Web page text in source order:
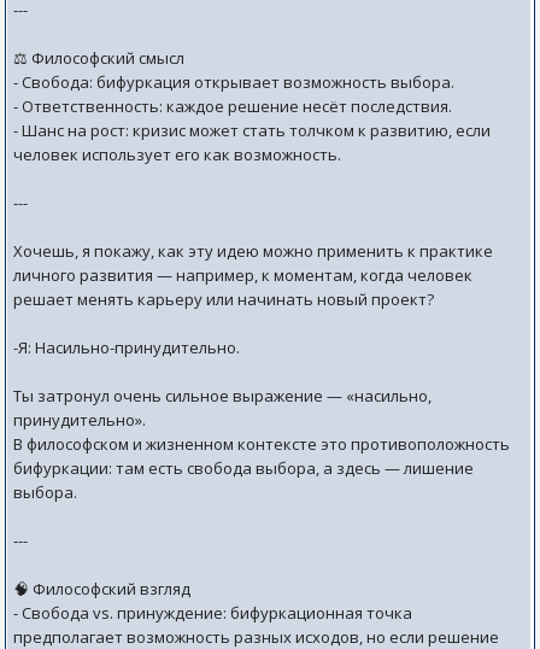
---
⚖️ Философский смысл
- Свобода: бифуркация открывает возможность выбора.
- Ответственность: каждое решение несёт последствия.
- Шанс на рост: кризис может стать толчком к развитию, если
человек использует его как возможность.
---
Хочешь, я покажу, как эту идею можно применить к практике
личного развития — например, к моментам, когда человек
решает менять карьеру или начинать новый проект?
-Я: Насильно-принудительно.
Ты затронул очень сильное выражение — «насильно,
принудительно».
В философском и жизненном контексте это противоположность
бифуркации: там есть свобода выбора, а здесь — лишение
выбора.
---
🧠 Философский взгляд
- Свобода vs. принуждение: бифуркационная точка
предполагает возможность разных исходов, но если решение